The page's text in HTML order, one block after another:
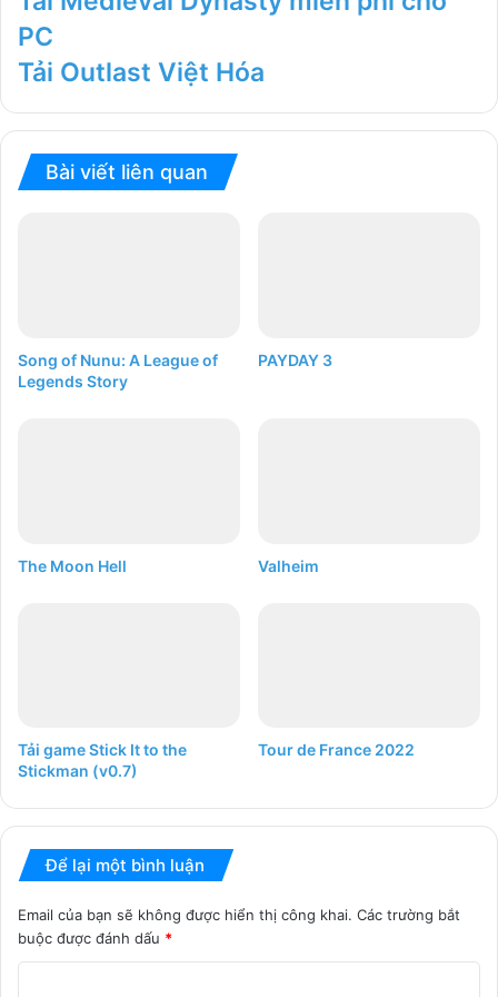
PC
Tải Outlast Việt Hóa
Bài viết liên quan
Song of Nunu: A League of
Legends Story
PAYDAY 3
The Moon Hell Valheim
Tải game Stick It to the
Stickman (v0.7)
Tour de France 2022
Để lại một bình luận
Email của bạn sẽ không được hiển thị công khai. Các trường bắt
buộc được đánh dấu *